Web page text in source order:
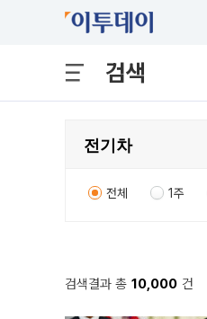
검색
전체 1주
검색결과 총 10,000 건